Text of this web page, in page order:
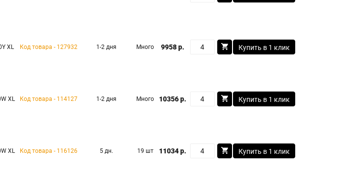
XL Код товара - 127932 1-2 дня Много 9958 р. Купить в 1 клик
XL Код товара - 114127 1-2 дня Много 10356 р. Купить в 1 клик
XL Код товара - 116126 5 дн. 19 шт 11034 р. Купить в 1 клик